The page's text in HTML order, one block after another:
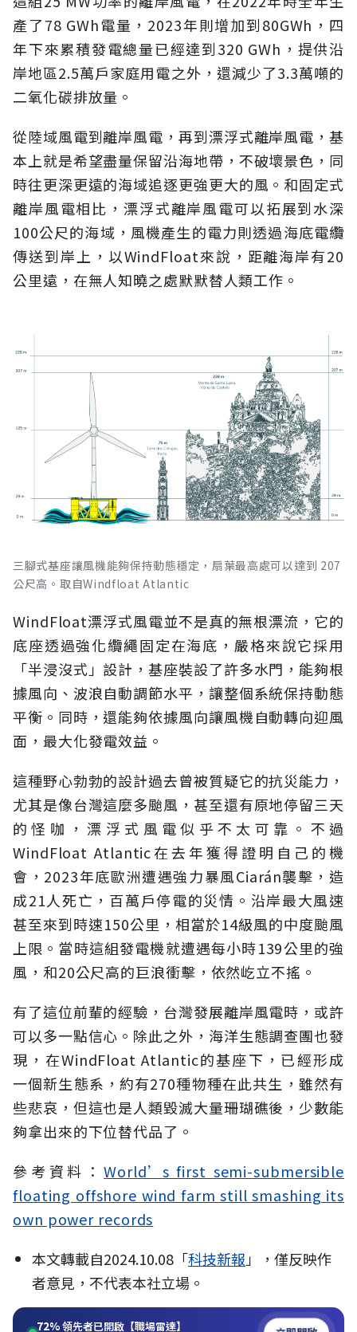
產了78 GWh電量，2023年則增加到80GWh，四
年下來累積發電總量已經達到320 GWh，提供沿
岸地區2.5萬戶家庭用電之外，還減少了3.3萬噸的
二氧化碳排放量。
從陸域風電到離岸風電，再到漂浮式離岸風電，基
本上就是希望盡量保留沿海地帶，不破壞景色，同
時往更深更遠的海域追逐更強更大的風。和固定式
離岸風電相比，漂浮式離岸風電可以拓展到水深
100公尺的海域，風機產生的電力則透過海底電纜
傳送到岸上，以WindFloat來說，距離海岸有20
公里遠，在無人知曉之處默默替人類工作。
三腳式基座讓風機能夠保持動態穩定，扇葉最高處可以達到 207
公尺高。取自Windfloat Atlantic
WindFloat漂浮式風電並不是真的無根漂流，它的
底座透過強化纜繩固定在海底，嚴格來說它採用
「半浸沒式」設計，基座裝設了許多水門，能夠根
據風向、波浪自動調節水平，讓整個系統保持動態
平衡。同時，還能夠依據風向讓風機自動轉向迎風
面，最大化發電效益。
這種野心勃勃的設計過去曾被質疑它的抗災能力，
尤其是像台灣這麼多颱風，甚至還有原地停留三天
的怪咖，漂浮式風電似乎不太可靠。不過
WindFloat Atlantic在去年獲得證明自己的機
會，2023年底歐洲遭遇強力暴風Ciarán襲擊，造
成21人死亡，百萬戶停電的災情。沿岸最大風速
甚至來到時速150公里，相當於14級風的中度颱風
上限。當時這組發電機就遭遇每小時139公里的強
風，和20公尺高的巨浪衝擊，依然屹立不搖。
有了這位前輩的經驗，台灣發展離岸風電時，或許
可以多一點信心。除此之外，海洋生態調查團也發
現，在WindFloat Atlantic的基座下，已經形成
一個新生態系，約有270種物種在此共生，雖然有
些悲哀，但這也是人類毀滅大量珊瑚礁後，少數能
夠拿出來的下位替代品了。
參考資料：World’s first semi-submersible
floating offshore wind farm still smashing its
own power records
本文轉載自2024.10.08「科技新報 」，僅反映作
者意見，不代表本社立場。
72%領先者已開啟【職場雷達】